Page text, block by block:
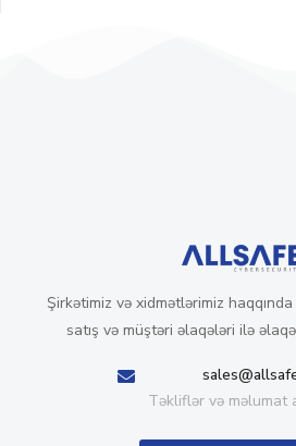
Şirkətimiz və xidmətlərimiz
satış və müştəri əlaqələri ilə
Təkliflər və məlumat